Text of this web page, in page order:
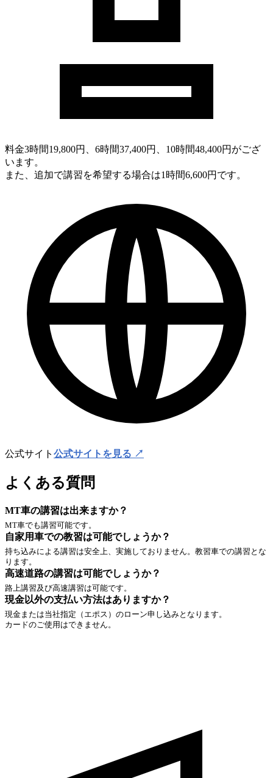
料金3時間19,800円、6時間37,400円、10時間48,400円がござ
います。
また、追加で講習を希望する場合は1時間6,600円です。
公式サイト 公式サイトを見る ↗
よくある質問
MT車の講習は出来ますか？
MT車でも講習可能です。
自家用車での教習は可能でしょうか？
持ち込みによる講習は安全上、実施しておりません。教習車での講習とな
ります。
高速道路の講習は可能でしょうか？
路上講習及び高速講習は可能です。
現金以外の支払い方法はありますか？
現金または当社指定（エポス）のローン申し込みとなります。
カードのご使用はできません。